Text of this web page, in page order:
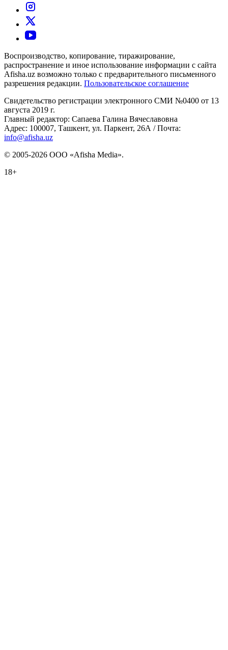
Воспроизводство, копирование, тиражирование,
распространение и иное использование информации с сайта
Afisha.uz возможно только с предварительного письменного
разрешения редакции. Пользовательское соглашение
Свидетельство регистрации электронного СМИ №0400 от 13
августа 2019 г.
Главный редактор: Сапаева Галина Вячеславовна
Адрес: 100007, Ташкент, ул. Паркент, 26А / Почта:
info@afisha.uz
© 2005-2026 ООО «Afisha Media».
18+